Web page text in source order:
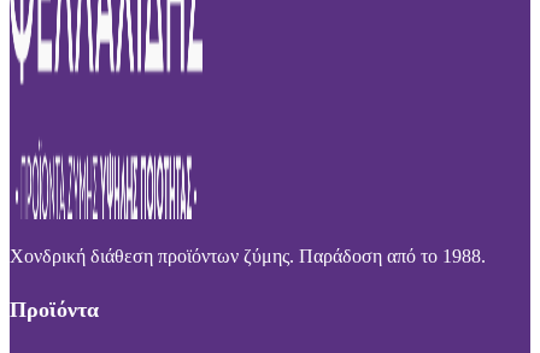
Χονδρική διάθεση προϊόντων ζύμης. Παράδοση από το 1988.
Προϊόντα